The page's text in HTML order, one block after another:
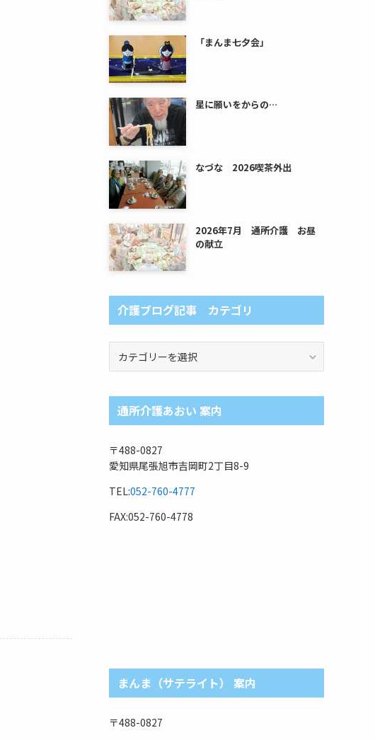
「まんま七夕会」
星に願いをからの…
なづな 2026喫茶外出
2026年7月 通所介護 お昼
の献立
介護ブログ記事 カテゴリ
ロ
グ
記
カ
テ
ゴ
通所介護あおい 案内
〒488-0827
愛知県尾張旭市吉岡町2丁目8-9
TEL:052-760-4777
FAX:052-760-4778
まんま（サテライト） 案内
〒488-0827